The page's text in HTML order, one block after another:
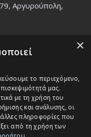
Αργυρούπολη,
12, T.K.:
×
το περιεχόμενο,
μας.
με τη χρήση του
και ανάλυσης, οι
πληροφορίες που
από τη χρήση των